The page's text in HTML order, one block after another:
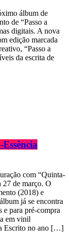
álbum de
de “Passo a
digitais. A nova
edição marcada
“Passo a
da escrita de
com “Quinta-
27 de março. O
(2018) e
já se encontra
e para pré-compra
em vinil
Escrito no ano […]